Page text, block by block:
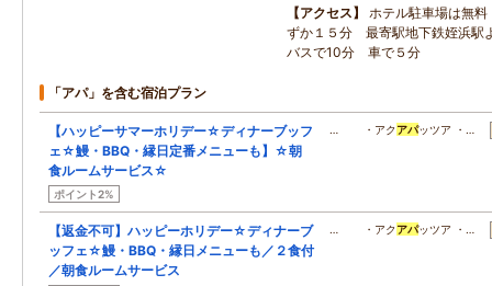
アクセス
ホテル駐車場は無
ずか１５分 最寄駅地下鉄姪浜駅
バスで10分 車で５分
「アパ」を含む宿泊プラン
【ハッピーサマーホリデー☆ディナーブッフ
ェ☆鰻・BBQ・縁日定番メニューも】☆朝
食ルームサービス☆
ポイント2%
… ・アクアパッツア ・…
【返金不可】ハッピーホリデー☆ディナーブ
ッフェ☆鰻・BBQ・縁日メニューも／２食付
／朝食ルームサービス
… ・アクアパッツア ・…